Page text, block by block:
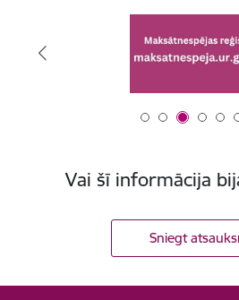
Vai šī informācija
Sniegt